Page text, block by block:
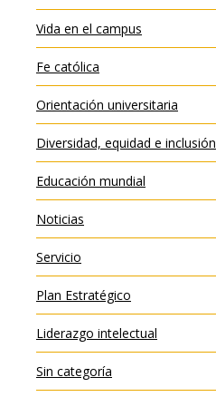
Vida en el campus
Fe católica
Orientación universitaria
Diversidad, equidad e inclusión
Educación mundial
Noticias
Servicio
Plan Estratégico
Liderazgo intelectual
Sin categoría